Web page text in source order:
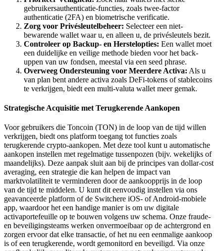
gebruikersauthenticatie-functies, zoals twee-factor
authenticatie (2FA) en biometrische verificatie.
Zorg voor Privésleutelbeheer: Selecteer een niet-
bewarende wallet waar u, en alleen u, de privésleutels bezit.
Controleer op Backup- en Herstelopties: Een wallet moet
een duidelijke en veilige methode bieden voor het back-
uppen van uw fondsen, meestal via een seed phrase.
Overweeg Ondersteuning voor Meerdere Activa: Als u
van plan bent andere activa zoals DeFi-tokens of stablecoins
te verkrijgen, biedt een multi-valuta wallet meer gemak.
Strategische Acquisitie met Terugkerende Aankopen
Voor gebruikers die Toncoin (TON) in de loop van de tijd willen
verkrijgen, biedt ons platform toegang tot functies zoals
terugkerende crypto-aankopen. Met deze tool kunt u automatische
aankopen instellen met regelmatige tussenpozen (bijv. wekelijks of
maandelijks). Deze aanpak sluit aan bij de principes van dollar-cost
averaging, een strategie die kan helpen de impact van
marktvolatiliteit te verminderen door de aankoopprijs in de loop
van de tijd te middelen. U kunt dit eenvoudig instellen via ons
geavanceerde platform of de Switchere iOS- of Android-mobiele
app, waardoor het een handige manier is om uw digitale
activaportefeuille op te bouwen volgens uw schema. Onze fraude-
en beveiligingsteams werken onvermoeibaar op de achtergrond en
zorgen ervoor dat elke transactie, of het nu een eenmalige aankoop
is of een terugkerende, wordt gemonitord en beveiligd. Via onze